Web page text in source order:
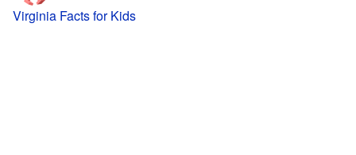
Virginia Facts for Kids